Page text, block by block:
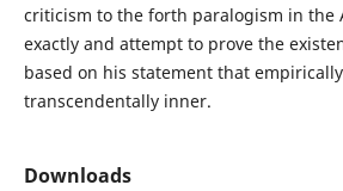
criticism to the forth paralogism in the
exactly and attempt to prove the
based on his statement that
transcendentally inner.
Downloads